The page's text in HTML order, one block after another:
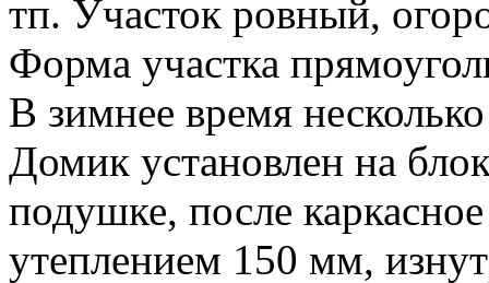
тп. Участок ровный,
Форма участка
В зимнее время
Домик установлен на
подушке, после
утеплением 150 мм,